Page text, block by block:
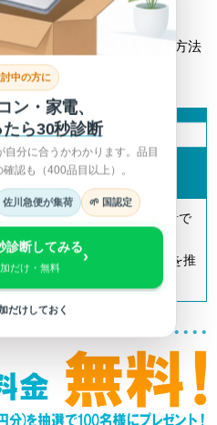
れない為にも、正しい回収方法
リサイクル法」の認定事業者で
す。
体とも連携してリサイクルを推
中の方に
ン・家電、
ら30秒診断
分に合うかわかります。品目
認も（400品目以上）。
佐川急便が集荷 🌱 国認定
診断してみる
だけ・無料
›
だけしておく